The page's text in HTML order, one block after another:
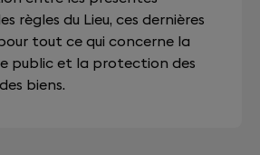
règles du Lieu, ces dernières
tout ce qui concerne la
public et la protection des
biens.